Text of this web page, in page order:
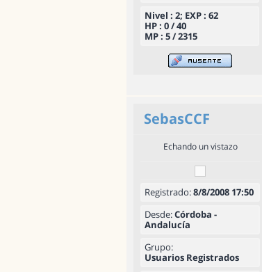
Nivel : 2; EXP : 62
HP : 0 / 40
MP : 5 / 2315
SebasCCF
Echando un vistazo
Registrado:8/8/2008 17:50
Desde:Córdoba -
Andalucía
Grupo:
Usuarios Registrados